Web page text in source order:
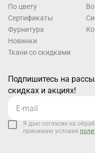
По цвету
Cертификаты
Фурнитура
Новинки
Ткани со скидками
Подпишитесь на
скидках и акциях!
Я даю согласие на
принимаю условия